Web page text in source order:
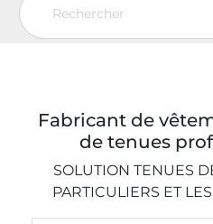
LABEL BLOUSE
VÊTEMENT
Fabricant de
de tenues
SOLUTION TENUES
PARTICULIERS ET